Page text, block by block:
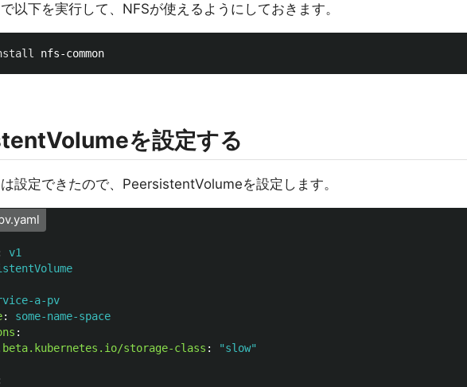
以下を実行して、NFSが使えるようにしておきます。
を設定する
設定できたので、PeersistentVolumeを設定します。
v1
a-pv
:
some-name-space
:
storage-class : "slow"